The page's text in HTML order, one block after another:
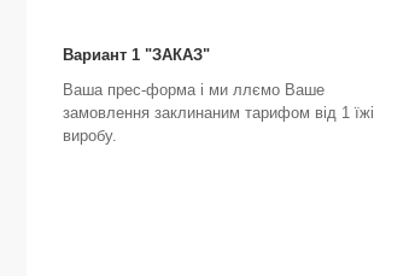
Вариант 1 "ЗАКАЗ"
Ваша прес-форма і ми ллємо Ваше
замовлення заклинаним тарифом від 1 їжі
виробу.